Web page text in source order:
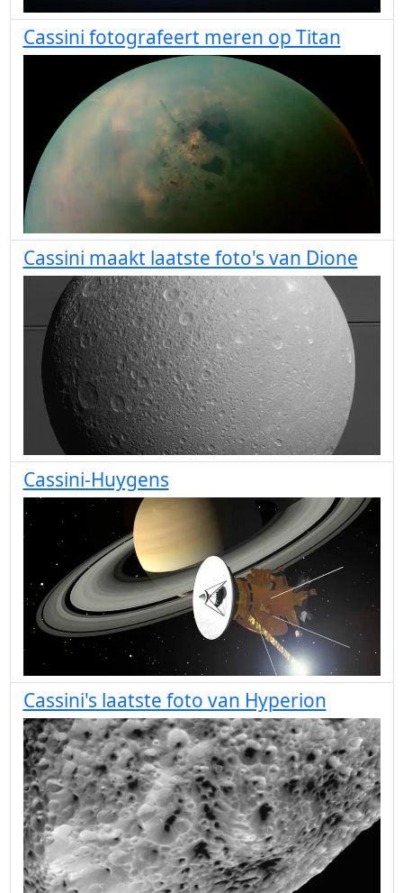
Cassini fotografeert meren op Titan
Cassini maakt laatste foto's van Dione
Cassini-Huygens
Cassini's laatste foto van Hyperion